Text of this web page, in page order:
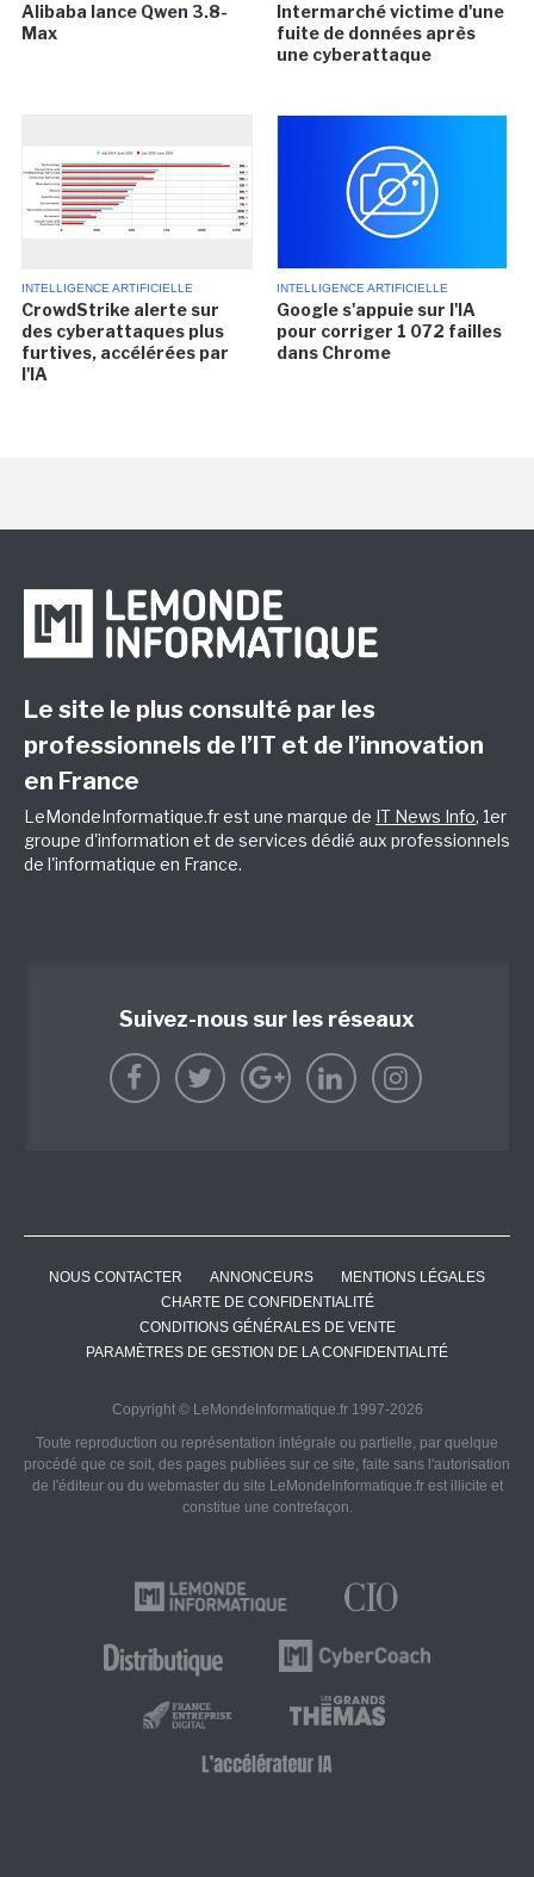
Alibaba lance Qwen 3.8-
Max
Intermarché victime d'une
fuite de données après
une cyberattaque
INTELLIGENCE ARTIFICIELLE
CrowdStrike alerte sur
des cyberattaques plus
furtives, accélérées par
l'IA
INTELLIGENCE ARTIFICIELLE
Google s'appuie sur l'IA
pour corriger 1 072 failles
dans Chrome
Le site le plus consulté par les
professionnels de l’IT et de l’innovation
en France
LeMondeInformatique.fr est une marque de IT News Info, 1er
groupe d'information et de services dédié aux professionnels
de l'informatique en France.
Suivez-nous sur les réseaux
NOUS CONTACTER ANNONCEURS
MENTIONS LÉGALES
CHARTE DE CONFIDENTIALITÉ
CONDITIONS GÉNÉRALES DE VENTE
PARAMÈTRES DE GESTION DE LA CONFIDENTIALITÉ
Copyright © LeMondeInformatique.fr 1997-2026
Toute reproduction ou représentation intégrale ou partielle, par quelque
procédé que ce soit, des pages publiées sur ce site, faite sans l'autorisation
de l'éditeur ou du webmaster du site LeMondeInformatique.fr est illicite et
constitue une contrefaçon.